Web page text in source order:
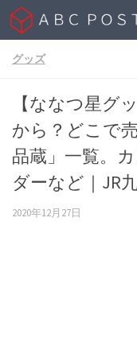
Skip to content
グッズ
【ななつ星グ
から？どこで
品蔵」一覧。
ダーなど｜JR
2020年12月27日